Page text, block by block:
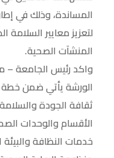
المساندة، وذلك في
لتعزيز معايير
المنشآت الصحية.
واكد رئيس الجامعة
الورشة يأتي ضمن خطة
ثقافة الجودة
الأقسام والوحدات
خدمات النظافة